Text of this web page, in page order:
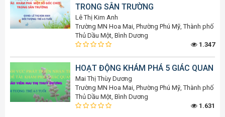
TRONG SÂN TRƯỜNG
Lê Thị Kim Anh
Trường MN Hoa Mai, Phường Phú Mỹ, Thành phố
Thủ Dầu Một, Bình Dương
1.347
HOẠT ĐỘNG KHÁM PHÁ 5 GIÁC QUAN
Mai Thị Thùy Dương
Trường MN Hoa Mai, Phường Phú Mỹ, Thành phố
Thủ Dầu Một, Bình Dương
1.631